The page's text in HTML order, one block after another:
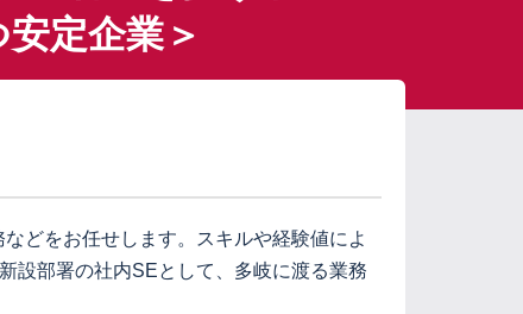
定企業＞
どをお任せします。スキルや経験値によ
設部署の社内SEとして、多岐に渡る業務